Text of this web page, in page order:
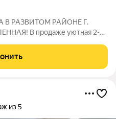
В РАЗВИТОМ РАЙОНЕ Г.
В продаже уютная 2-к
транспортная
инфраструктура в
из 5